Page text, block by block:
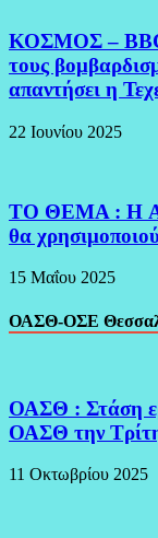
ΚΟΣΜΟΣ – BBC:
τους
απαντήσει η
22 Ιουνίου 2025
ΤΟ ΘΕΜΑ : Η
θα
15 Μαΐου 2025
ΟΑΣΘ-ΟΣΕ
ΟΑΣΘ : Στάση
ΟΑΣΘ την
11 Οκτωβρίου 2025